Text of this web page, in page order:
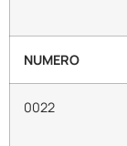
NUMERO
0022